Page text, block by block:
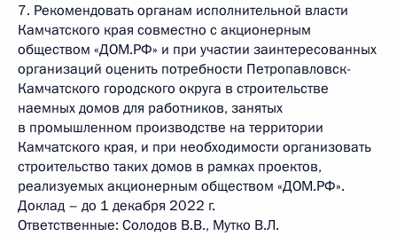
7. Рекомендовать органам исполнительной власти
Камчатского края совместно с акционерным
обществом «ДОМ.РФ» и при участии заинтересованных
организаций оценить потребности Петропавловск-
Камчатского городского округа в строительстве
наемных домов для работников, занятых
в промышленном производстве на территории
Камчатского края, и при необходимости организовать
строительство таких домов в рамках проектов,
реализуемых акционерным обществом «ДОМ.РФ».
Доклад – до 1 декабря 2022 г.
Ответственные: Солодов В.В., Мутко В.Л.